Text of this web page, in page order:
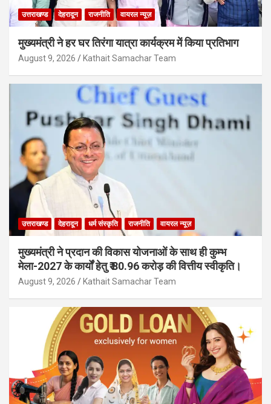
उत्तराखण्ड देहरादून राजनीति वायरल न्यूज़
मुख्यमंत्री ने हर घर तिरंगा यात्रा कार्यक्रम में किया प्रतिभाग
August 9, 2026 Kathait Samachar Team
उत्तराखण्ड देहरादून धर्म संस्कृति राजनीति वायरल न्यूज़
मुख्यमंत्री ने प्रदान की विकास योजनाओं के साथ ही कुम्भ
मेला-2027 के कार्यों हेतु ₹ 80.96 करोड़ की वित्तीय स्वीकृति।
August 9, 2026 Kathait Samachar Team